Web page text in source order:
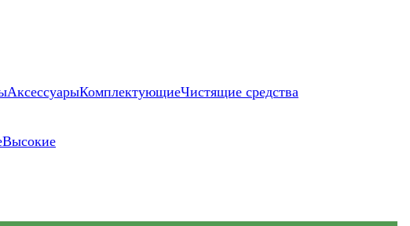
АксессуарыКомплектующиеЧистящие средства
Высокие